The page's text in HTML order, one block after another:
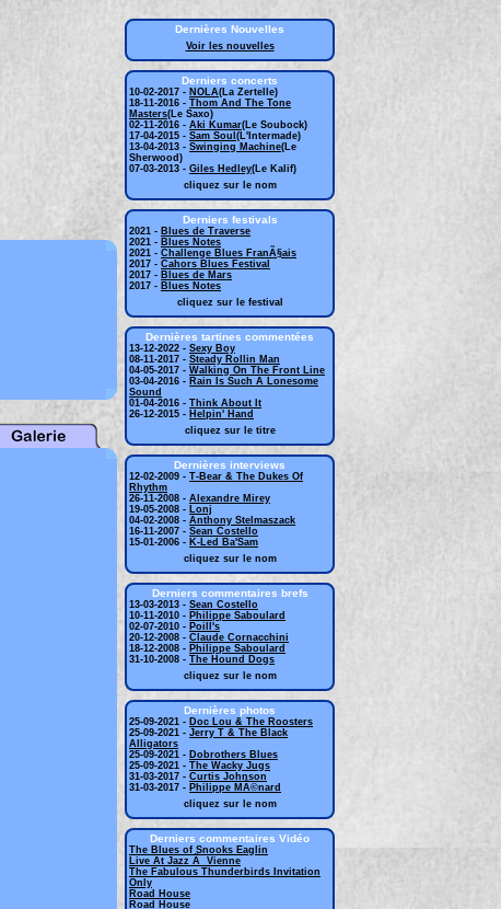
Dernières Nouvelles
Voir les nouvelles
Derniers concerts
10-02-2017 - NOLA(La Zertelle)
18-11-2016 - Thom And The Tone
Masters(Le Saxo)
02-11-2016 - Aki Kumar(Le Soubock)
17-04-2015 - Sam Soul (L'Intermade)
13-04-2013 - Swinging Machine(Le
Sherwood)
07-03-2013 - Giles Hedley(Le Kalif)
cliquez sur le nom
Derniers festivals
2021 - Blues de Traverse
2021 - Blues Notes
2021 - Challenge Blues FranÃ§ais
2017 - Cahors Blues Festival
2017 - Blues de Mars
2017 - Blues Notes
cliquez sur le festival
Dernières tartines commentées
13-12-2022 - Sexy Boy
08-11-2017 - Steady Rollin Man
04-05-2017 - Walking On The Front Line
03-04-2016 - Rain Is Such A Lonesome
Sound
01-04-2016 - Think About It
26-12-2015 - Helpin' Hand
cliquez sur le titre
Dernières interviews
12-02-2009 - T-Bear & The Dukes Of
Rhythm
26-11-2008 - Alexandre Mirey
19-05-2008 - Lonj
04-02-2008 - Anthony Stelmaszack
16-11-2007 - Sean Costello
15-01-2006 - K-Led Ba'Sam
cliquez sur le nom
Derniers commentaires brefs
13-03-2013 - Sean Costello
10-11-2010 - Philippe Saboulard
02-07-2010 - Poill's
20-12-2008 - Claude Cornacchini
18-12-2008 - Philippe Saboulard
31-10-2008 - The Hound Dogs
cliquez sur le nom
Dernières photos
25-09-2021 - Doc Lou & The Roosters
25-09-2021 - Jerry T & The Black
Alligators
25-09-2021 - Dobrothers Blues
25-09-2021 - The Wacky Jugs
31-03-2017 - Curtis Johnson
31-03-2017 - Philippe MÃ©nard
cliquez sur le nom
Derniers commentaires Vidéo
The Blues of Snooks Eaglin
Live At Jazz Ã Vienne
The Fabulous Thunderbirds Invitation
Only
Road House
Road House